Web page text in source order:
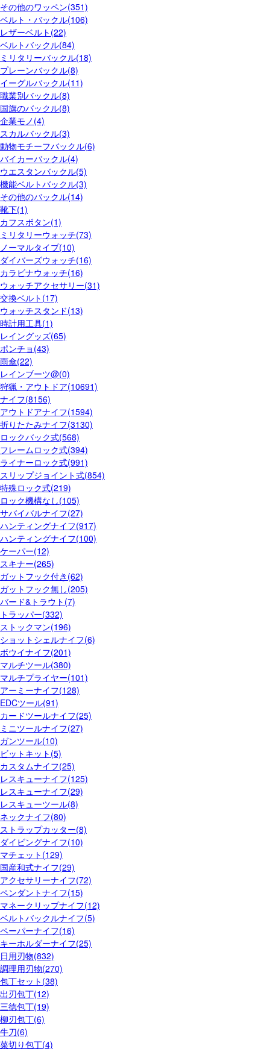
その他のワッペン(351)
ベルト・バックル(106)
レザーベルト(22)
ベルトバックル(84)
ミリタリーバックル(18)
プレーンバックル(8)
イーグルバックル(11)
職業別バックル(8)
国旗のバックル(8)
企業モノ(4)
スカルバックル(3)
動物モチーフバックル(6)
バイカーバックル(4)
ウエスタンバックル(5)
機能ベルトバックル(3)
その他のバックル(14)
靴下(1)
カフスボタン(1)
ミリタリーウォッチ(73)
ノーマルタイプ(10)
ダイバーズウォッチ(16)
カラビナウォッチ(16)
ウォッチアクセサリー(31)
交換ベルト(17)
ウォッチスタンド(13)
時計用工具(1)
レイングッズ(65)
ポンチョ(43)
雨傘(22)
レインブーツ@(0)
狩猟・アウトドア(10691)
ナイフ(8156)
アウトドアナイフ(1594)
折りたたみナイフ(3130)
ロックバック式(568)
フレームロック式(394)
ライナーロック式(991)
スリップジョイント式(854)
特殊ロック式(219)
ロック機構なし(105)
サバイバルナイフ(27)
ハンティングナイフ(917)
ハンティングナイフ(100)
ケーパー(12)
スキナー(265)
ガットフック付き(62)
ガットフック無し(205)
バード&トラウト(7)
トラッパー(332)
ストックマン(196)
ショットシェルナイフ(6)
ボウイナイフ(201)
マルチツール(380)
マルチプライヤー(101)
アーミーナイフ(128)
EDCツール(91)
カードツールナイフ(25)
ミニツールナイフ(27)
ガンツール(10)
ビットキット(5)
カスタムナイフ(25)
レスキューナイフ(125)
レスキューナイフ(29)
レスキューツール(8)
ネックナイフ(80)
ストラップカッター(8)
ダイビングナイフ(10)
マチェット(129)
国産和式ナイフ(29)
アクセサリーナイフ(72)
ペンダントナイフ(15)
マネークリップナイフ(12)
ベルトバックルナイフ(5)
ペーパーナイフ(16)
キーホルダーナイフ(25)
日用刃物(832)
調理用刃物(270)
包丁セット(38)
出刃包丁(12)
三徳包丁(19)
柳刃包丁(6)
牛刀(6)
菜切り包丁(4)